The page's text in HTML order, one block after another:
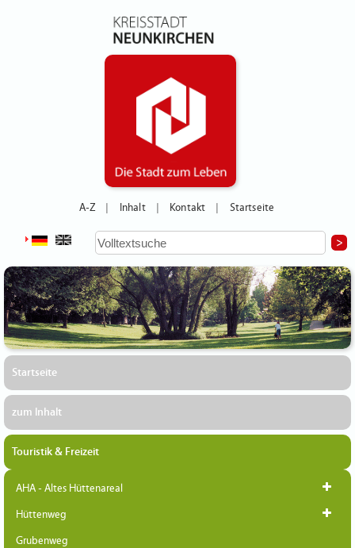
A-Z Inhalt Kontakt Startseite
Startseite
zum Inhalt
Touristik & Freizeit
AHA - Altes Hüttenareal
Hüttenweg
Grubenweg